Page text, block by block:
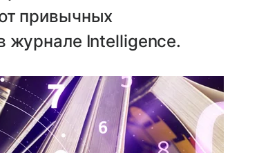
привычных
журнале Intelligence.